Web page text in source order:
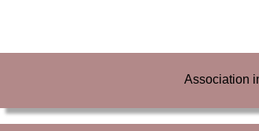
Association